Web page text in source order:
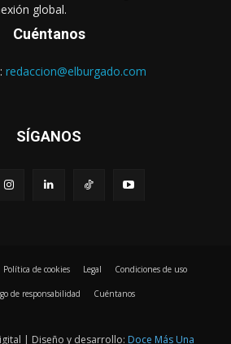
global.
Cuéntanos
redaccion@elburgado.com
SÍGANOS
Política de cookies Legal Condiciones de uso
de responsabilidad Cuéntanos
| Diseño y desarrollo: Doce Más Una